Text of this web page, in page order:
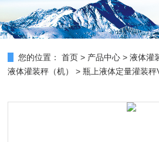
您的位置： 首页 > 产品中心 >液体灌
液体灌装秤（机）
> 瓶上液体定量灌装秤